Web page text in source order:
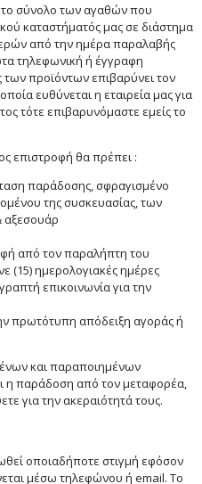
σύνολο των αγαθών που
καταστήματός μας σε διάστημα
από την ημέρα παραλαβής
τηλεφωνική ή έγγραφη
προϊόντων επιβαρύνει τον
ευθύνεται η εταιρεία μας για
τότε επιβαρυνόμαστε εμείς το
επιστροφή θα πρέπει :
παράδοσης, σφραγισμένο
της συσκευασίας, των
αξεσουάρ
από τον παραλήπτη του
(15) ημερολογιακές ημέρες
επικοινωνία για την
πρωτότυπη απόδειξη αγοράς ή
και παραποιημένων
η παράδοση από τον μεταφορέα,
για την ακεραιότητά τους.
οποιαδήποτε στιγμή εφόσον
μέσω τηλεφώνου ή email. Το